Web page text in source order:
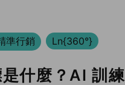
準行銷 Ln{360°}
什麼？AI 訓練